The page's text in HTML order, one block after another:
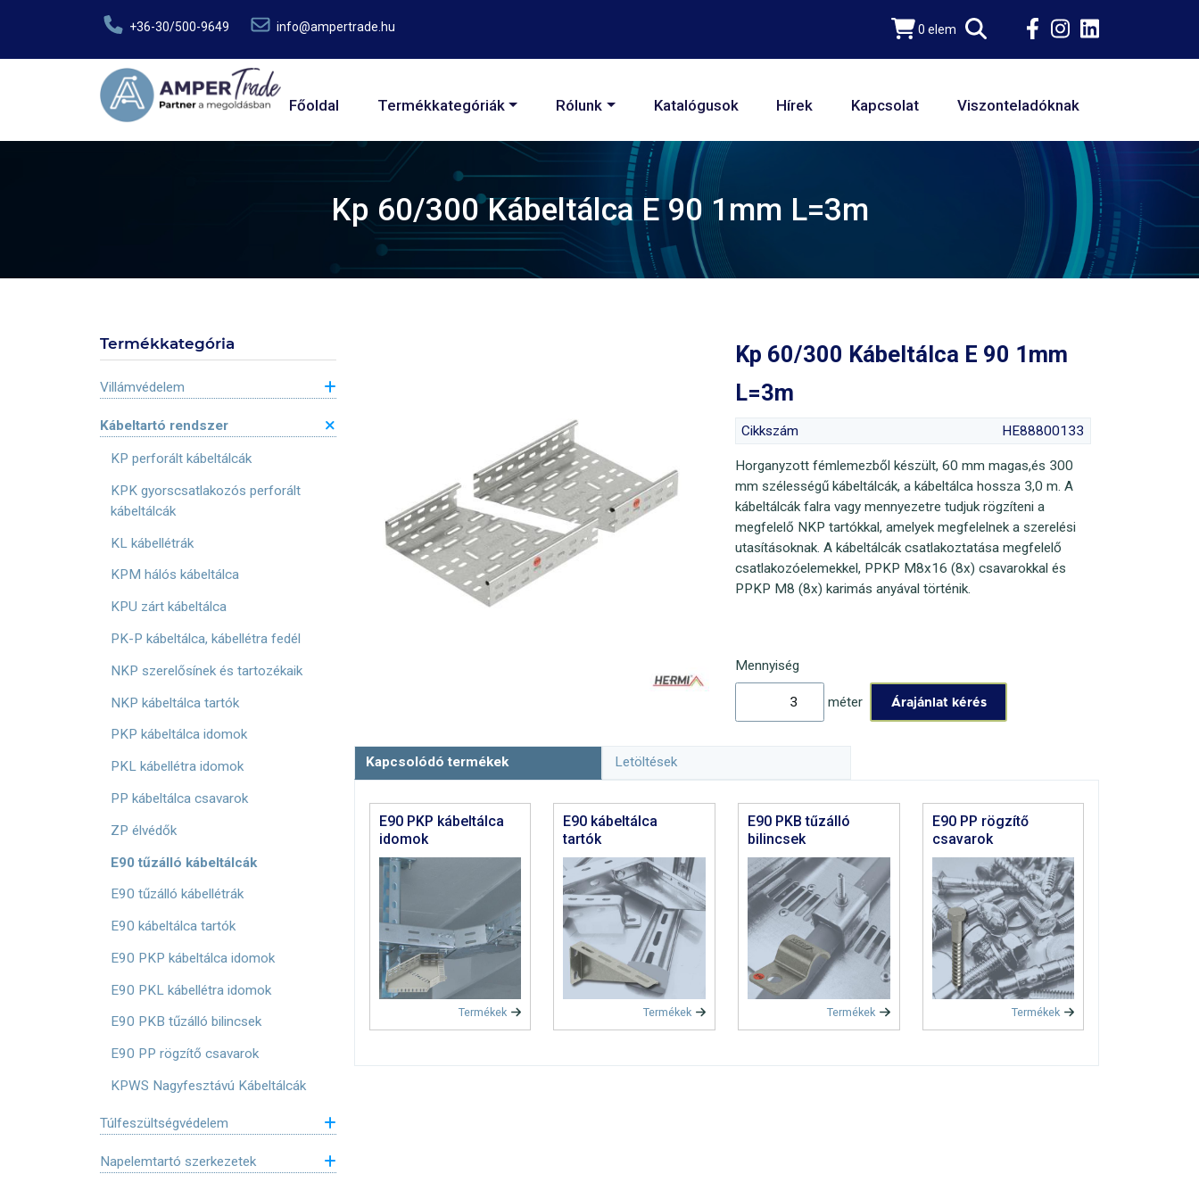
+36-30/500-9649 info@ampertrade.hu 0 elem
Fő navigáció
Főoldal Termékkategóriák Rólunk Katalógusok Hírek Kapcsolat Viszonteladóknak
Kp 60/300 Kábeltálca E 90 1mm L=3m
Termékkategória
Villámvédelem
Kábeltartó rendszer
KP perforált kábeltálcák
KPK gyorscsatlakozós perforált
kábeltálcák
KL kábellétrák
KPM hálós kábeltálca
KPU zárt kábeltálca
PK-P kábeltálca, kábellétra fedél
NKP szerelősínek és tartozékaik
NKP kábeltálca tartók
PKP kábeltálca idomok
PKL kábellétra idomok
PP kábeltálca csavarok
ZP élvédők
E90 tűzálló kábeltálcák
E90 tűzálló kábellétrák
E90 kábeltálca tartók
E90 PKP kábeltálca idomok
E90 PKL kábellétra idomok
E90 PKB tűzálló bilincsek
E90 PP rögzítő csavarok
KPWS Nagyfesztávú Kábeltálcák
Túlfeszültségvédelem
Napelemtartó szerkezetek
Kp 60/300 Kábeltálca E 90 1mm
L=3m
Cikkszám HE88800133
Horganyzott fémlemezből készült, 60 mm magas,és 300
mm szélességű kábeltálcák, a kábeltálca hossza 3,0 m. A
kábeltálcák falra vagy mennyezetre tudjuk rögzíteni a
megfelelő NKP tartókkal, amelyek megfelelnek a szerelési
utasításoknak. A kábeltálcák csatlakoztatása megfelelő
csatlakozóelemekkel, PPKP M8x16 (8x) csavarokkal és
PPKP M8 (8x) karimás anyával történik.
Mennyiség
méter
Kapcsolódó termékek Letöltések
E90 PKP kábeltálca
idomok
Termékek
E90 kábeltálca
tartók
Termékek
E90 PKB tűzálló
bilincsek
Termékek
E90 PP rögzítő
csavarok
Termékek